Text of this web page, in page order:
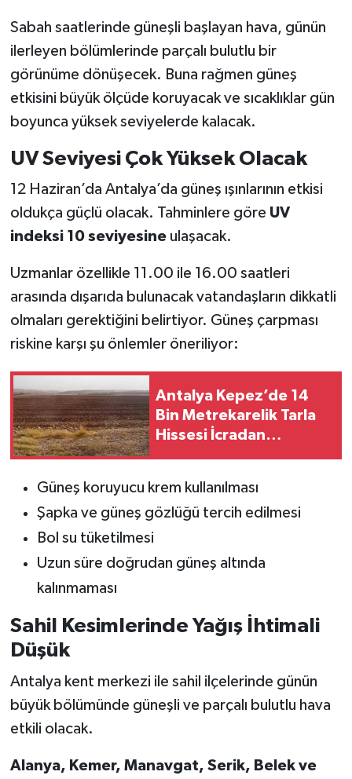
Sabah saatlerinde güneşli başlayan hava, günün
ilerleyen bölümlerinde parçalı bulutlu bir
görünüme dönüşecek. Buna rağmen güneş
etkisini büyük ölçüde koruyacak ve sıcaklıklar gün
boyunca yüksek seviyelerde kalacak.
UV Seviyesi Çok Yüksek Olacak
12 Haziran’da Antalya’da güneş ışınlarının etkisi
oldukça güçlü olacak. Tahminlere göre UV
indeksi 10 seviyesineulaşacak.
Uzmanlar özellikle 11.00 ile 16.00 saatleri
arasında dışarıda bulunacak vatandaşların dikkatli
olmaları gerektiğini belirtiyor. Güneş çarpması
riskine karşı şu önlemler öneriliyor:
Antalya Kepez’de 14
Bin Metrekarelik Tarla
Hissesi İcradan
Güneş koruyucu krem kullanılması
Şapka ve güneş gözlüğü tercih edilmesi
Bol su tüketilmesi
Uzun süre doğrudan güneş altında
kalınmaması
Sahil Kesimlerinde Yağış İhtimali
Düşük
Antalya kent merkezi ile sahil ilçelerinde günün
büyük bölümünde güneşli ve parçalı bulutlu hava
etkili olacak.
Alanya, Kemer, Manavgat, Serik, Belek ve